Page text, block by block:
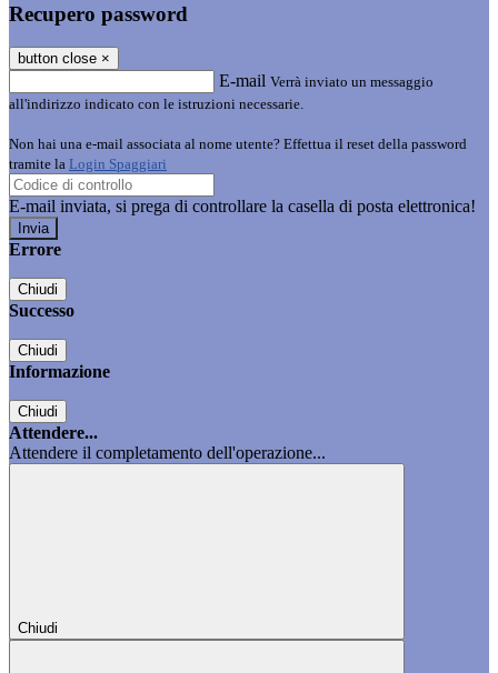
Recupero password
button close ×
E-mail Verrà inviato un messaggio
all'indirizzo indicato con le istruzioni necessarie.
Non hai una e-mail associata al nome utente? Effettua il reset della password
tramite la Login Spaggiari
E-mail inviata, si prega di controllare la casella di posta elettronica!
Errore
Chiudi
Successo
Chiudi
Informazione
Chiudi
Attendere...
Attendere il completamento dell'operazione...
Chiudi